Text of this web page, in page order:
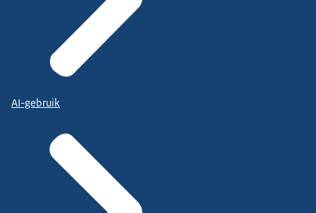
AI-gebruik